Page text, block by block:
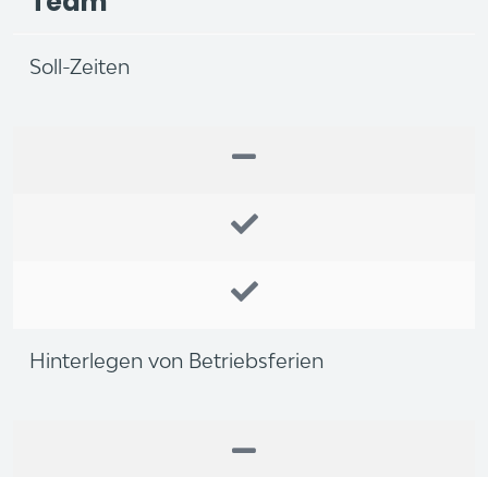
Soll-Zeiten
Hinterlegen von Betriebsferien